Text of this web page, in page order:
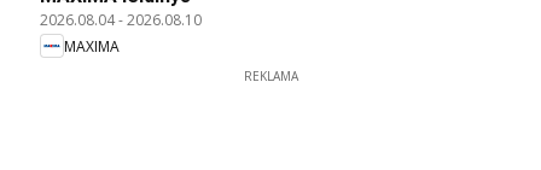
2026.08.04-2026.08.10
MAXIMA
REKLAMA